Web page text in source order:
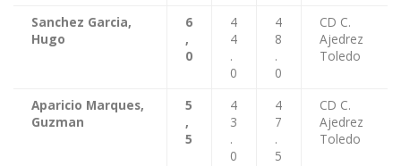
Sanchez Garcia,
Hugo
6
,
0
4
4
.
0
4
8
.
0
CD C.
Ajedrez
Toledo
Aparicio Marques,
Guzman
5
,
5
4
3
.
0
4
7
.
5
CD C.
Ajedrez
Toledo